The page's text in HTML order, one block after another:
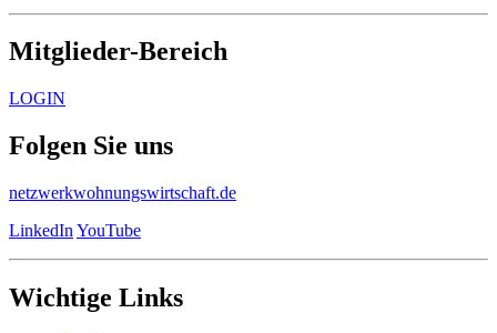
Mitglieder-Bereich
LOGIN
Folgen Sie uns
netzwerkwohnungswirtschaft.de
LinkedIn YouTube
Wichtige Links